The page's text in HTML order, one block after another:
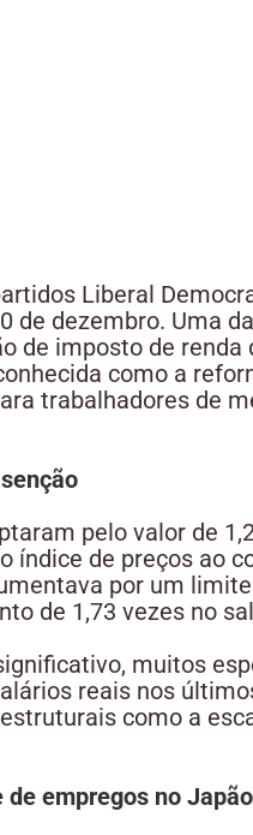
Liberal
de dezembro. Uma
de imposto de renda
como a
trabalhadores de
pelo valor de
índice de preços ao
por um
de 1,73 vezes no
muitos
reais nos
como a
empregos no